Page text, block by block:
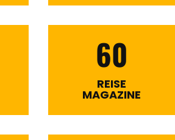
60
REISE
MAGAZINE